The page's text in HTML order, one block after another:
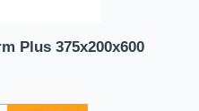
Plus 375x200x600